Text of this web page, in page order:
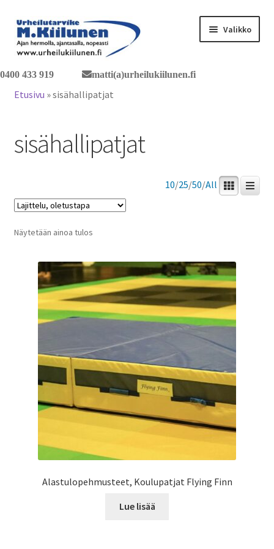
0400 433 919 matti(a)urheilukiilunen.fi
Siirry
navigointiin
Siirry
sisältöön
Valikko
Tervetuloa verkkokauppaan
Yhteystiedot
Etusivu »sisähallipatjat
sisähallipatjat
10/25/50/All
Näytetään ainoa tulos
Alastulopehmusteet, Koulupatjat Flying Finn
Lue lisää